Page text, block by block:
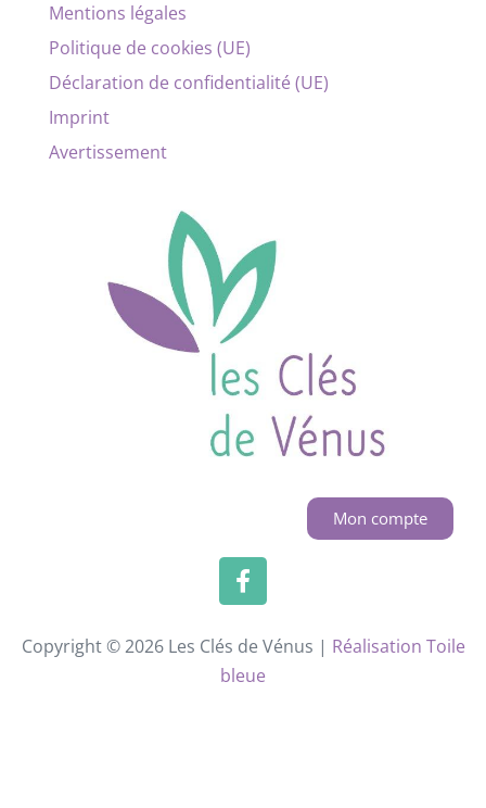
Mentions légales
Politique de cookies (UE)
Déclaration de confidentialité (UE)
Imprint
Avertissement
Mon compte
Copyright © 2026 Les Clés de Vénus | Réalisation Toile
bleue